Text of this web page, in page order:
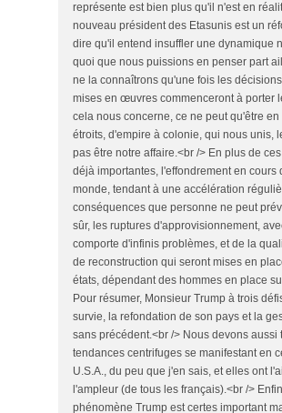
représente est bien plus qu'il n'est en
nouveau président des Etasunis est un
dire qu'il entend insuffler une dynamique
quoi que nous puissions en penser part
ne la connaîtrons qu'une fois les
mises en œuvres commenceront à porter
cela nous concerne, ce ne peut qu'être
étroits, d'empire à colonie, qui nous unis,
pas être notre affaire.<br /> En plus de
déjà importantes, l'effondrement en cours
monde, tendant à une accélération
conséquences que personne ne peut
sûr, les ruptures d'approvisionnement,
comporte d'infinis problèmes, et de la
de reconstruction qui seront mises en
états, dépendant des hommes en place
Pour résumer, Monsieur Trump à trois
survie, la refondation de son pays et la
sans précédent.<br /> Nous devons aussi
tendances centrifuges se manifestant en
U.S.A., du peu que j'en sais, et elles ont
l'ampleur (de tous les français).<br />
phénomène Trump est certes important